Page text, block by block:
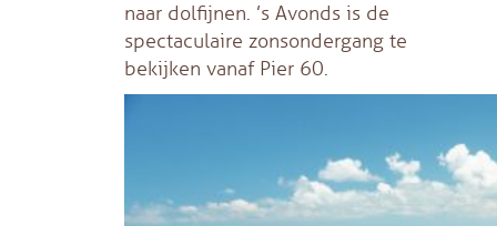
naar dolfijnen. ’s Avonds is de
spectaculaire zonsondergang te
bekijken vanaf Pier 60.